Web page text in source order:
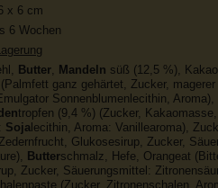
x 6 cm
6 Wochen
Butter, Mandeln süß (12,5 %),
ganz gehärtet, Zucker,
Sonnenblumenlecithin, Aroma),
tropfen (9,4 %) (Zucker,
Soja lecithin, Aroma: Vanillearoma),
Glukosesirup, Zucker,
Butterschmalz, Hefe, Orangeat
Zucker, Säuerungsmittel:
(Zucker, Zitronenschalen,